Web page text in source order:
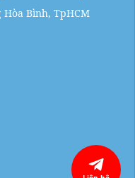
Hòa Bình, TpHCM